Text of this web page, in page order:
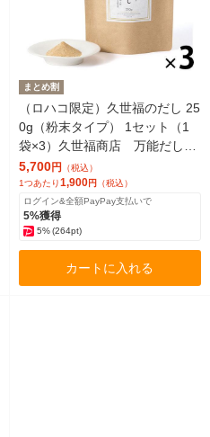
まとめ割
（ロハコ限定）久世福のだし 25
0g（粉末タイプ） 1セット（1
袋×3）久世福商店 万能だし
和風だし 調味料（イチオシ）
限定
5,700円 （税込）
1つあたり1,900円 （税込）
ログイン&全額PayPay支払いで
5%獲得
5% (264pt)
カートに入れる